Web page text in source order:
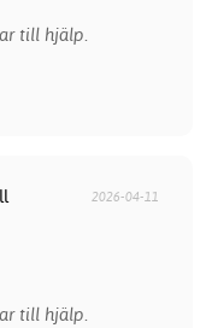
till hjälp.
2026-04-11
till hjälp.